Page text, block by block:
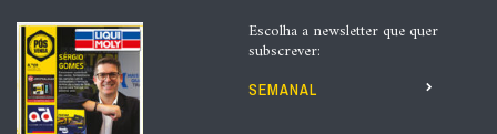
Escolha a newsletter que quer
subscrever:
SEMANAL